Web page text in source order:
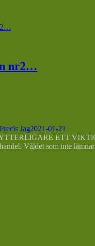
nr2…
Precis Jag2021-01-21
ETT
Våldet som inte